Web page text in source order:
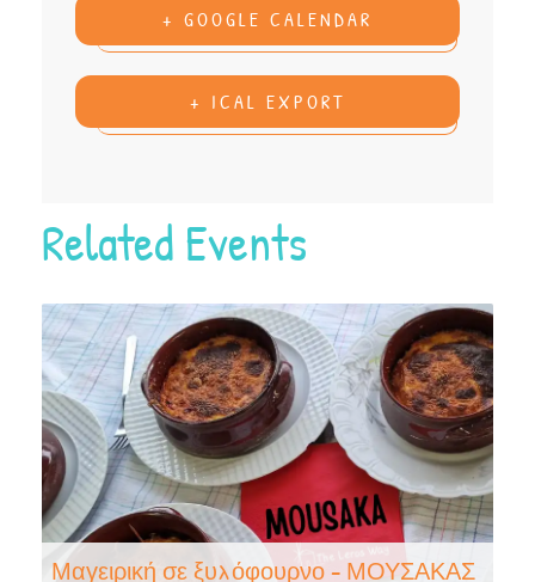
+ GOOGLE CALENDAR
+ ICAL EXPORT
Related Events
Μαγειρική σε ξυλόφουρνο – ΜΟΥΣΑΚΑΣ